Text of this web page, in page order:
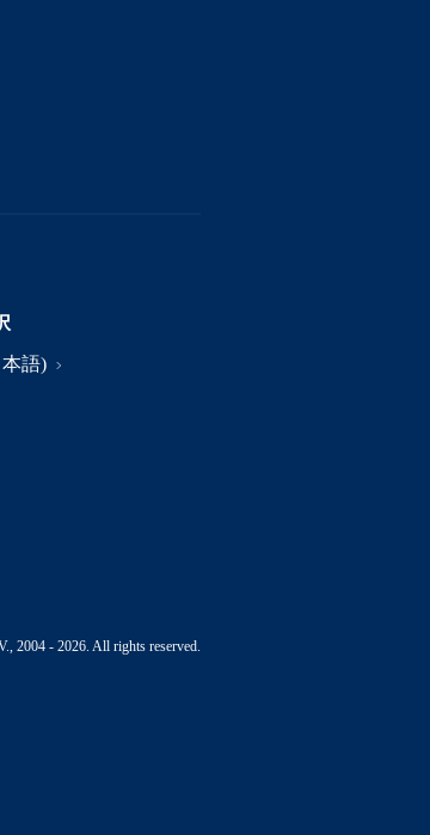
語)
2004 - 2026. All rights reserved.